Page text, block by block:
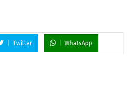
Twitter WhatsApp